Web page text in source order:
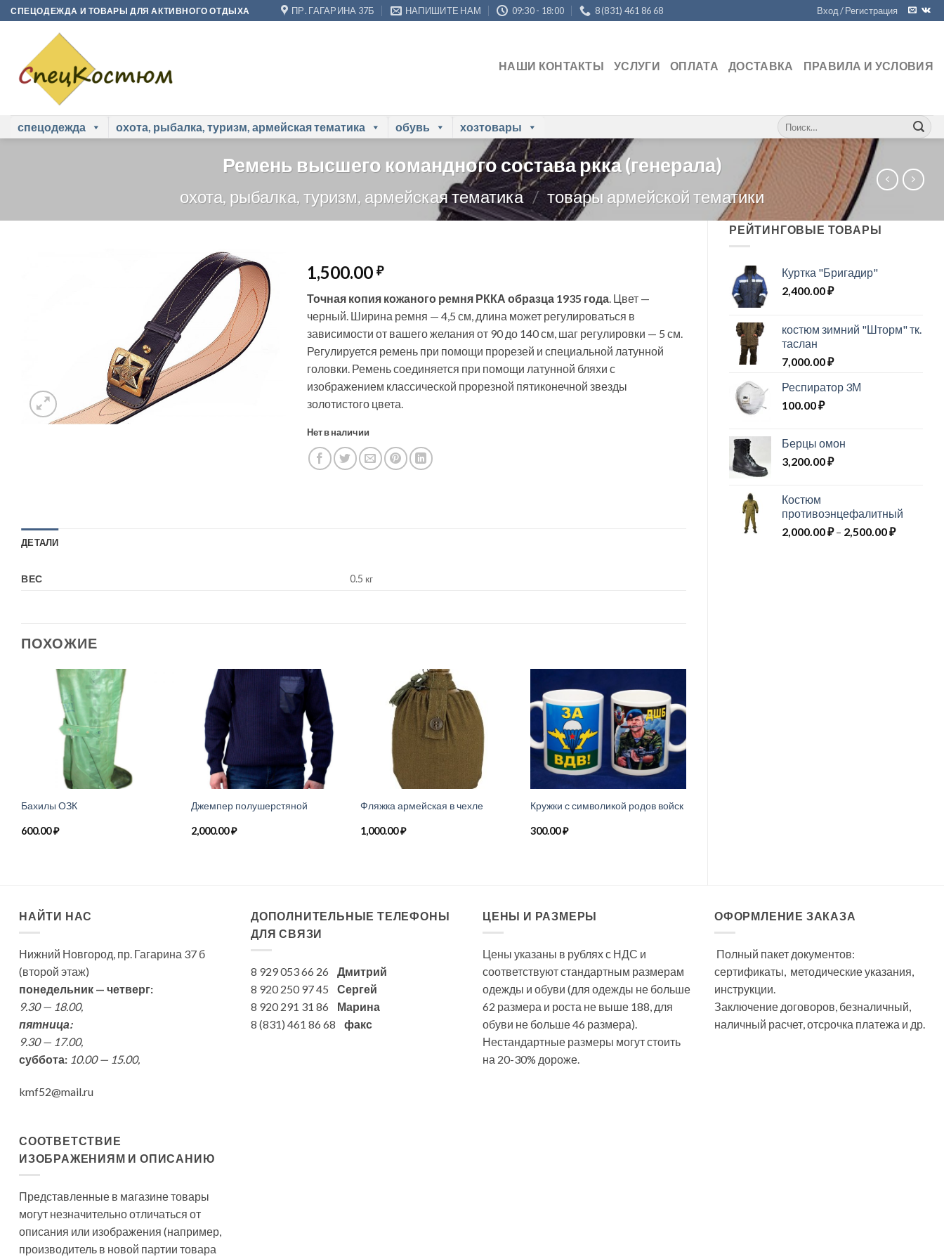
Skip
to
СПЕЦОДЕЖДА И ТОВАРЫ ДЛЯ АКТИВНОГО ОТДЫХА ПР. ГАГАРИНА 37Б НАПИШИТЕ НАМ 09:30 - 18:00 8 (831) 461 86 68 Вход / Регистрация
НАШИ КОНТАКТЫ УСЛУГИ ОПЛАТА ДОСТАВКА ПРАВИЛА И УСЛОВИЯ
спецодежда охота, рыбалка, туризм, армейская тематика обувь хозтовары Искать:
Ремень высшего командного состава ркка (генерала)
охота, рыбалка, туризм, армейская тематика / товары армейской тематики
РЕЙТИНГОВЫЕ ТОВАРЫ
Куртка "Бригадир"
2,400.00₽
костюм зимний "Шторм" тк.
таслан
7,000.00₽
Респиратор 3М
100.00₽
Берцы омон
3,200.00₽
Костюм
противоэнцефалитный
2,000.00₽ – 2,500.00₽
1,500.00₽
Точная копия кожаного ремня РККА образца 1935 года . Цвет —
черный. Ширина ремня — 4,5 см, длина может регулироваться в
зависимости от вашего желания от 90 до 140 см, шаг регулировки — 5 см.
Регулируется ремень при помощи прорезей и специальной латунной
головки. Ремень соединяется при помощи латунной бляхи с
изображением классической прорезной пятиконечной звезды
золотистого цвета.
Нет в наличии
ДЕТАЛИ
ВЕС 0.5 кг
ПОХОЖИЕ
Бахилы ОЗК
600.00₽
Джемпер полушерстяной
2,000.00₽
Фляжка армейская в чехле
1,000.00₽
Кружки с символикой родов войск
300.00₽
НАЙТИ НАС
Нижний Новгород, пр. Гагарина 37 б
(второй этаж)
понедельник — четверг:
9.30 — 18.00,
пятница:
9.30 — 17.00,
суббота: 10.00 — 15.00,
kmf52@mail.ru
ДОПОЛНИТЕЛЬНЫЕ ТЕЛЕФОНЫ
ДЛЯ СВЯЗИ
8 929 053 66 26 Дмитрий
8 920 250 97 45 Сергей
8 920 291 31 86 Марина
8 (831) 461 86 68 факс
ЦЕНЫ И РАЗМЕРЫ
Цены указаны в рублях с НДС и
соответствуют стандартным размерам
одежды и обуви (для одежды не больше
62 размера и роста не выше 188, для
обуви не больше 46 размера).
Нестандартные размеры могут стоить
на 20-30% дороже.
ОФОРМЛЕНИЕ ЗАКАЗА
Полный пакет документов:
сертификаты, методические указания,
инструкции.
Заключение договоров, безналичный,
наличный расчет, отсрочка платежа и др.
СООТВЕТСТВИЕ
ИЗОБРАЖЕНИЯМ И ОПИСАНИЮ
Представленные в магазине товары
могут незначительно отличаться от
описания или изображения (например,
производитель в новой партии товара